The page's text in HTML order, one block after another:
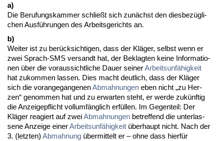
a)
Die Be­ru­fungs­kam­mer schließt sich zunächst den dies­bezügli­
chen Ausführun­gen des Ar­beits­ge­richts an.
b)
Wei­ter ist zu berück­sich­ti­gen, dass der Kläger, selbst wenn er
zwei Sprach-SMS ver­sandt hat, der Be­klag­ten kei­ne In­for­ma­tio­
nen über die vor­aus­sicht­li­che Dau­er sei­nerAr­beits­unfähig­keit
hat zu­kom­men las­sen. Dies macht deut­lich, dass der Kläger
sich die vor­an­ge­gan­ge­nenAb­mah­nun­gen eben nicht „zu Her­
zen“ ge­nom­men hat und zu er­war­ten steht, er wer­de zukünf­tig
die An­zei­ge­pflicht voll­umfäng­lich erfüllen. Im Ge­gen­teil: Der
Kläger re­agiert auf zweiAb­mah­nun­gen be­tref­fend die un­ter­las­
se­ne An­zei­ge ei­nerAr­beits­unfähig­keit über­haupt nicht. Nach der
3. (letz­ten) Ab­mah­nung über­mit­telt er – oh­ne dass hierfür